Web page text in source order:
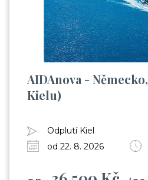
AIDAnova -
Kielu)
Odplutí Kiel
od 22. 8. 2026